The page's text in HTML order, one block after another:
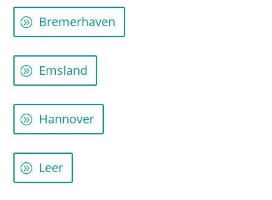
Bremerhaven
Emsland
Hannover
Leer